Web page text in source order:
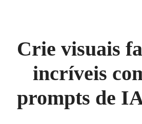
Crie visuais
incríveis
prompts de